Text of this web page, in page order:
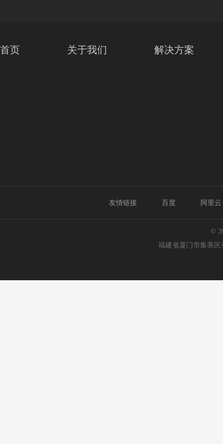
首页 关于我们 解决方案
友情链接 百度 阿里云
©
福建省厦门市集美区